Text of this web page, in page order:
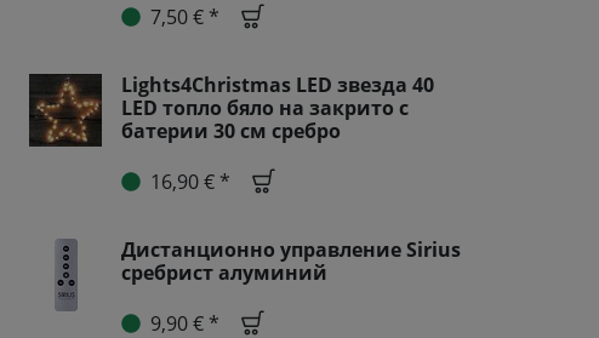
7,50 € *
Lights4Christmas LED звезда 40
LED топло бяло на закрито с
батерии 30 см сребро
16,90 € *
Дистанционно управление Sirius
сребрист алуминий
9,90 € *